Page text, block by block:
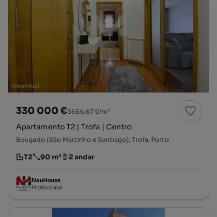
330 000 €3666,67 €/m²
Apartamento T2 | Trofa | Centro
Bougado (São Martinho e Santiago), Trofa, Porto
Tipologia
T2
Preço por metro quadrado
90 m²
Andar 2 andar
NauHouse
Profissional